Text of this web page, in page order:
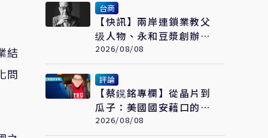
結
問
台商
【快訊】兩岸連鎖業教父
级人物、永和豆漿創辦人
林炳生食道癌病逝 享年
70歲
2026/08/08
評論
【蔡鎤銘專欄】從晶片到
瓜子：美國國安藉口的荒
誕鬧劇
2026/08/08